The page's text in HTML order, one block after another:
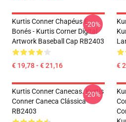
Kurtis Conner Chapéus E
Bonés - Kurtis Corner Digital
Artwork Baseball Cap RB2403
€ 19,78 - € 21,16
-20%
€
Kurtis Conner Canecas. Kurtis
Conner Caneca Clássica
RB2403
-20%